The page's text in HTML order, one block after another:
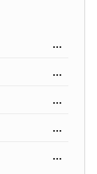
...
...
...
...
...